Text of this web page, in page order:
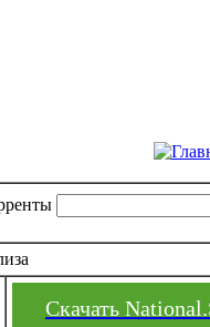
Скачать